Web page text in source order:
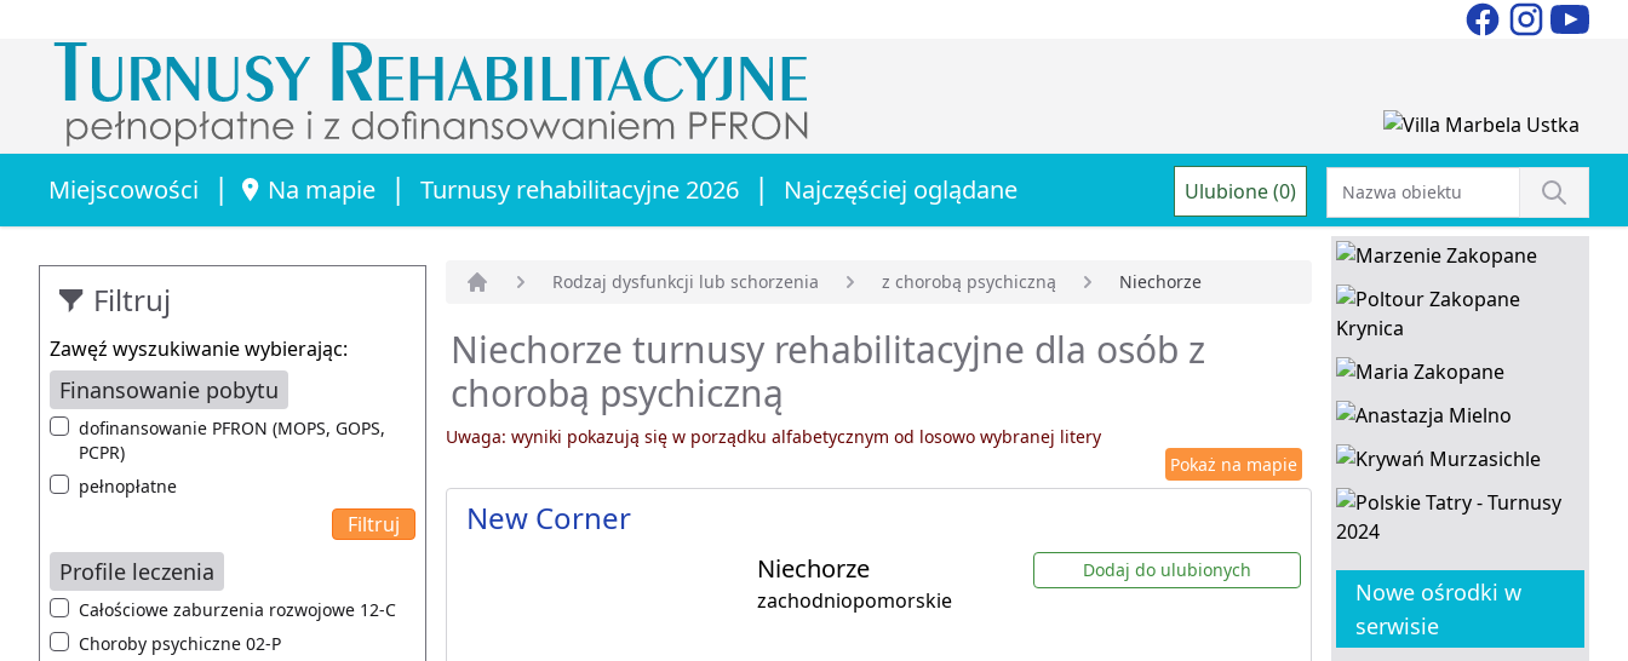
Miejscowości | Na mapie | Turnusy rehabilitacyjne 2026 | Najczęściej oglądane Ulubione (0)
Filtruj
Zawęź wyszukiwanie wybierając:
Finansowanie pobytu
dofinansowanie PFRON (MOPS, GOPS,
PCPR)
pełnopłatne
Profile leczenia
Całościowe zaburzenia rozwojowe 12-C
Choroby psychiczne 02-P
Rodzaj dysfunkcji lub schorzenia z chorobą psychiczną Niechorze
Niechorze turnusy rehabilitacyjne dla osób z
chorobą psychiczną
Uwaga: wyniki pokazują się w porządku alfabetycznym od losowo wybranej litery
Pokaż na mapie
New Corner
Niechorze
zachodniopomorskie
Dodaj do ulubionych
Nowe ośrodki w
serwisie